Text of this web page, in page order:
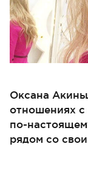
Оксана
отношениях
по-
рядом со